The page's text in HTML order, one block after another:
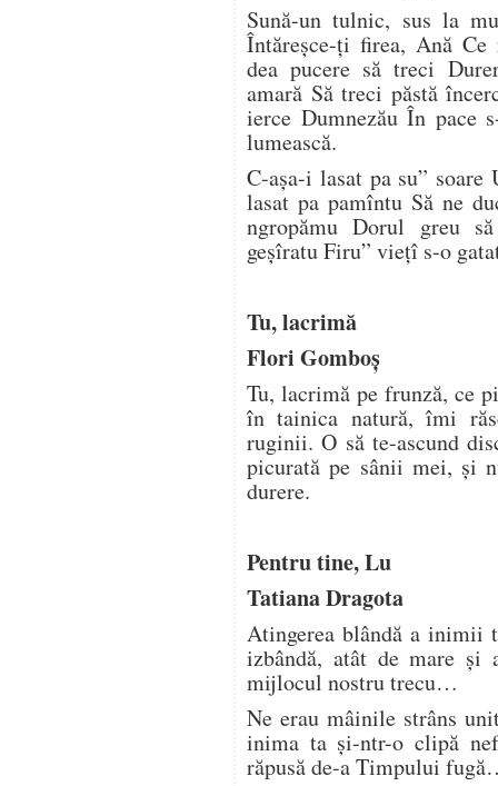
Sună-un tulnic, sus la
Întăreșce-ți firea, Ană Ce
dea pucere să treci
amară Să treci păstă
ierce Dumnezău În pace
lumească.
C-așa-i lasat pa su” soare
lasat pa pamîntu Să ne
ngropămu Dorul greu
geșîratu Firu” viețî s-o
Tu, lacrimă
Flori Gomboş
Tu, lacrimă pe frunză, ce
în tainica natură, îmi
ruginii. O să te-ascund
picurată pe sânii mei, şi
durere.
Pentru tine, Lu
Tatiana Dragota
Atingerea blândă a inimii
izbândă, atât de mare şi
mijlocul nostru trecu…
Ne erau mâinile strâns
inima ta şi-ntr-o clipă
răpusă de-a Timpului